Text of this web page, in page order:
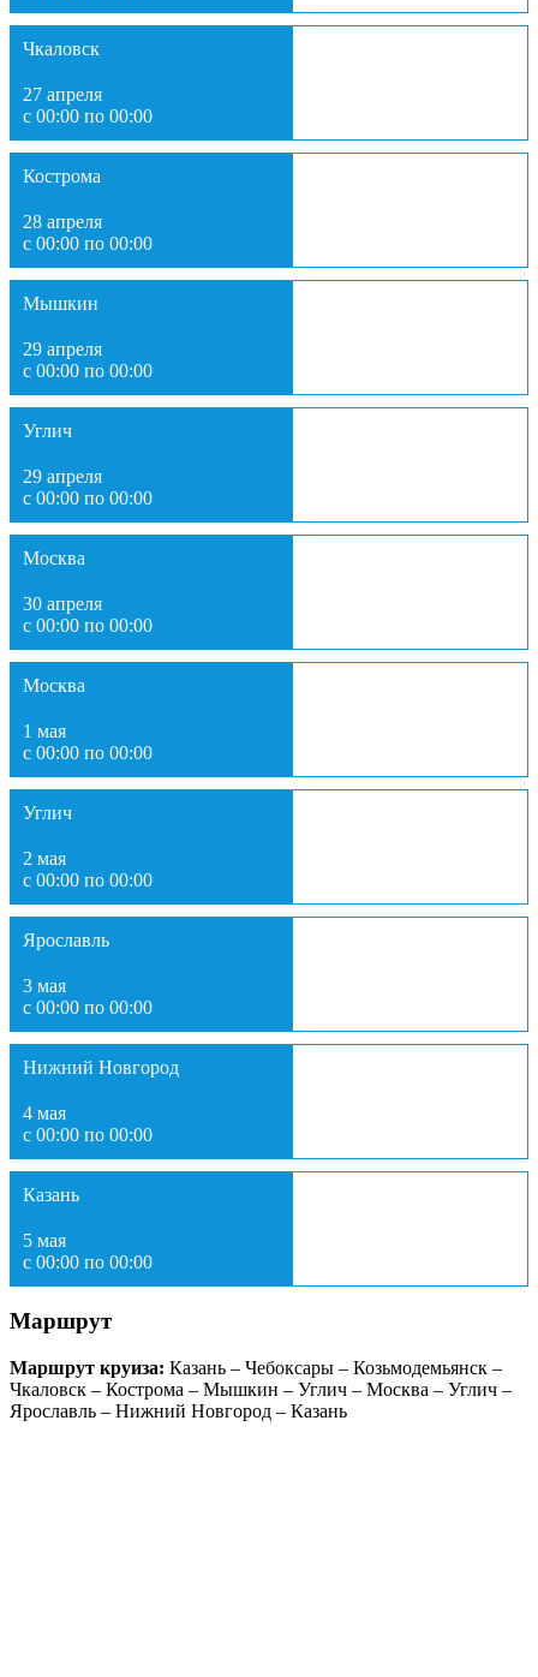
Чкаловск
27 апреля
с 00:00 по 00:00
Кострома
28 апреля
с 00:00 по 00:00
Мышкин
29 апреля
с 00:00 по 00:00
Углич
29 апреля
с 00:00 по 00:00
Москва
30 апреля
с 00:00 по 00:00
Москва
1 мая
с 00:00 по 00:00
Углич
2 мая
с 00:00 по 00:00
Ярославль
3 мая
с 00:00 по 00:00
Нижний Новгород
4 мая
с 00:00 по 00:00
Казань
5 мая
с 00:00 по 00:00
Маршрут
Маршрут круиза: Казань – Чебоксары – Козьмодемьянск –
Чкаловск – Кострома – Мышкин – Углич – Москва – Углич –
Ярославль – Нижний Новгород – Казань